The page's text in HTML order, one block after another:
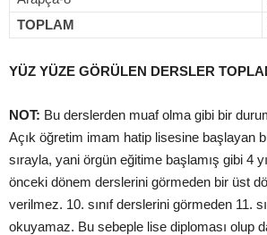
TOPLAM
YÜZ YÜZE GÖRÜLEN DERSLER
NOT: Bu derslerden muaf olma gibi bir
Açık öğretim imam hatip lisesine başlayan
sırayla, yani örgün eğitime başlamış gibi 4
önceki dönem derslerini görmeden bir üst
verilmez. 10. sınıf derslerini görmeden 11.
okuyamaz. Bu sebeple lise diploması olup da